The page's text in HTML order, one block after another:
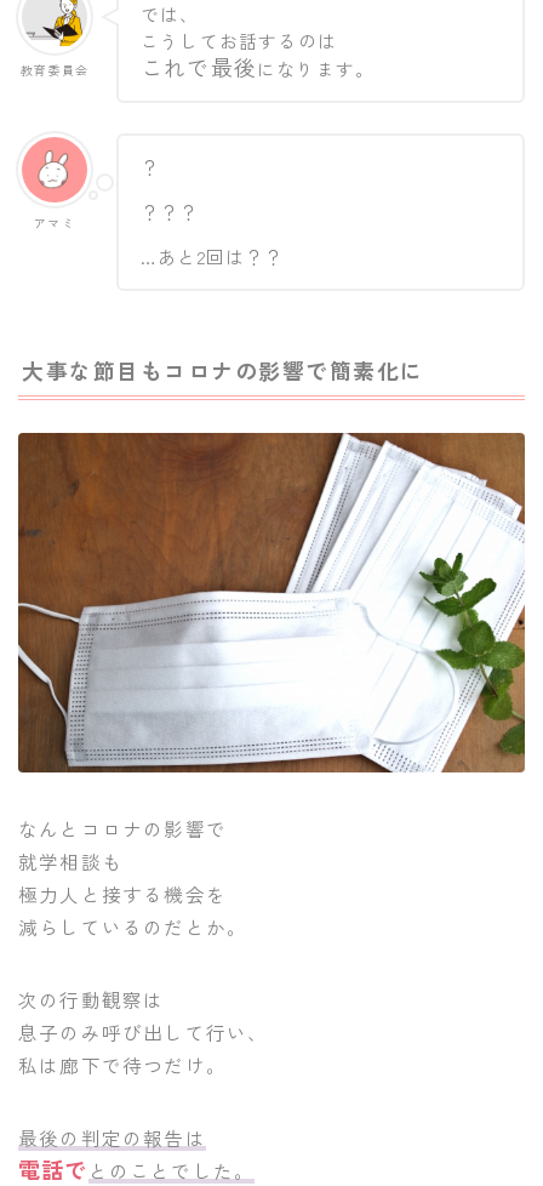
教育委員会
では、
こうしてお話するのは
これで最後になります。
アマミ
？
？？？
…あと2回は？？
大事な節目もコロナの影響で簡素化に
なんとコロナの影響で
就学相談も
極力人と接する機会を
減らしているのだとか。
次の行動観察は
息子のみ呼び出して行い、
私は廊下で待つだけ。
最後の判定の報告は
電話で とのことでした。